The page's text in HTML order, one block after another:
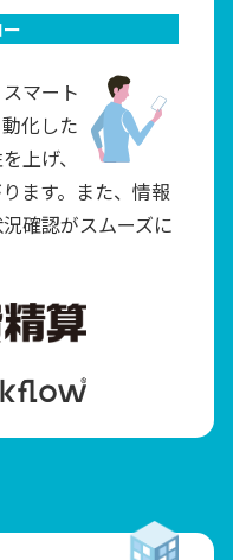
マート
化した
上げ、
ます。また、情報
確認がスムーズに